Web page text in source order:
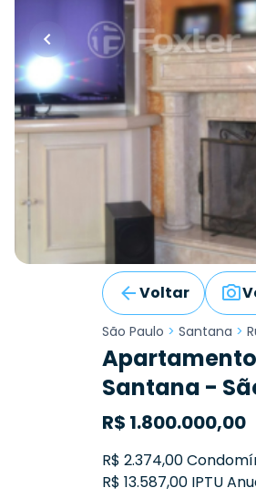
Voltar
São Paulo > Santana >
Santana -
R$ 1.800.000,00
R$ 2.374,00
R$ 13.587,00 IPTU